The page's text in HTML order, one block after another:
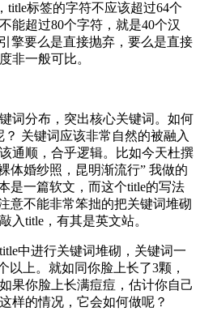
title标签的字符不应该超过64个
能超过80个字符，就是40个汉
擎要么是直接抛弃，要么是直接
非一般可比。
词分布，突出核心关键词。如何
关键词应该非常自然的被融入
通顺，合乎逻辑。比如今天杜撰
体婚纱照，昆明渐流行” 我做的
是一篇软文，而这个title的写法
意不能非常笨拙的把关键词堆砌
入title，有其是英文站。
中进行关键词堆砌，关键词一
以上。就如同你脸上长了3颗，
果你脸上长满痘痘，估计你自己
样的情况，它会如何做呢？